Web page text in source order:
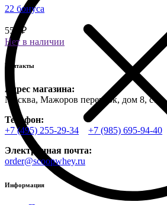
22 бонуса
550 ₽
Нет в наличии
Контакты
Адрес магазина:
Москва, Мажоров переулок, дом 8, стр.
Телефон:
+7 (495) 255-29-34
+7 (985) 695-94-40
Электронная почта:
order@scoopwhey.ru
Информация